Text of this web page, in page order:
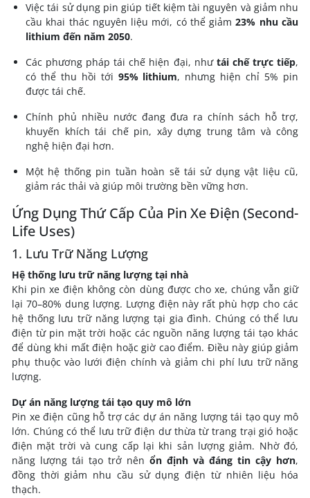
Việc tái sử dụng pin giúp tiết kiệm tài nguyên và giảm nhu
cầu khai thác nguyên liệu mới, có thể giảm23% nhu cầu
lithium đến năm 2050.
Các phương pháp tái chế hiện đại, như tái chế trực tiếp,
có thể thu hồi tới 95% lithium, nhưng hiện chỉ 5% pin
được tái chế.
Chính phủ nhiều nước đang đưa ra chính sách hỗ trợ,
khuyến khích tái chế pin, xây dựng trung tâm và công
nghệ hiện đại hơn.
Một hệ thống pin tuần hoàn sẽ tái sử dụng vật liệu cũ,
giảm rác thải và giúp môi trường bền vững hơn.
Ứng Dụng Thứ Cấp Của Pin Xe Điện (Second-
Life Uses)
1. Lưu Trữ Năng Lượng
Hệ thống lưu trữ năng lượng tại nhà
Khi pin xe điện không còn dùng được cho xe, chúng vẫn giữ
lại 70–80% dung lượng. Lượng điện này rất phù hợp cho các
hệ thống lưu trữ năng lượng tại gia đình. Chúng có thể lưu
điện từ pin mặt trời hoặc các nguồn năng lượng tái tạo khác
để dùng khi mất điện hoặc giờ cao điểm. Điều này giúp giảm
phụ thuộc vào lưới điện chính và giảm chi phí lưu trữ năng
lượng.
Dự án năng lượng tái tạo quy mô lớn
Pin xe điện cũng hỗ trợ các dự án năng lượng tái tạo quy mô
lớn. Chúng có thể lưu trữ điện dư thừa từ trang trại gió hoặc
điện mặt trời và cung cấp lại khi sản lượng giảm. Nhờ đó,
năng lượng tái tạo trở nên ổn định và đáng tin cậy hơn,
đồng thời giảm nhu cầu sử dụng điện từ nhiên liệu hóa
thạch.